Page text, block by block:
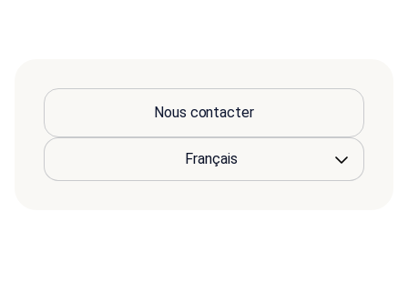
Nous contacter